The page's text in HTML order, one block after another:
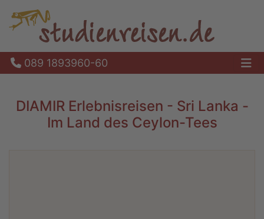
089 1893960-60
DIAMIR Erlebnisreisen - Sri Lanka -
Im Land des Ceylon-Tees